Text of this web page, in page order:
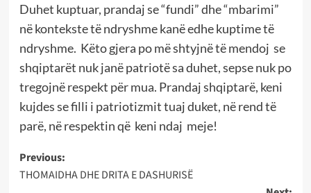
Duhet kuptuar, prandaj se “fundi” dhe “mbarimi”
në kontekste të ndryshme kanë edhe kuptime të
ndryshme. Këto gjera po më shtyjnë të mendoj se
shqiptarët nuk janë patriotë sa duhet, sepse nuk po
tregojnë respekt për mua. Prandaj shqiptarë, keni
kujdes se filli i patriotizmit tuaj duket, në rend të
parë, në respektin që keni ndaj meje!
Post
navigation
Previous:
THOMAIDHA DHE DRITA E DASHURISË